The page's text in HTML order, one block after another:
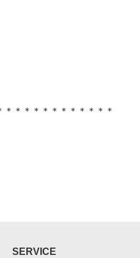
＊＊＊＊＊＊＊＊＊＊＊＊
SERVICE